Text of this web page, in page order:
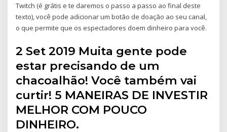
Twitch (é grátis e te daremos o passo a passo ao final deste
texto), você pode adicionar um botão de doação ao seu canal,
o que permite que os espectadores doem dinheiro para você.
2 Set 2019 Muita gente pode
estar precisando de um
chacoalhão! Você também vai
curtir! 5 MANEIRAS DE INVESTIR
MELHOR COM POUCO
DINHEIRO.